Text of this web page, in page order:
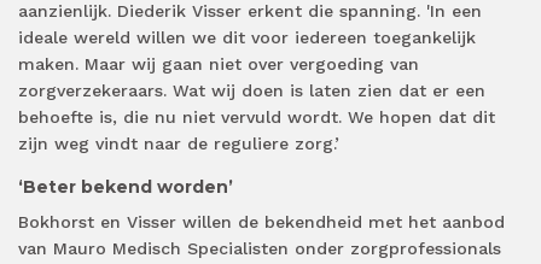
aanzienlijk. Diederik Visser erkent die spanning. 'In een
ideale wereld willen we dit voor iedereen toegankelijk
maken. Maar wij gaan niet over vergoeding van
zorgverzekeraars. Wat wij doen is laten zien dat er een
behoefte is, die nu niet vervuld wordt. We hopen dat dit
zijn weg vindt naar de reguliere zorg.’
‘Beter bekend worden’
Bokhorst en Visser willen de bekendheid met het aanbod
van Mauro Medisch Specialisten onder zorgprofessionals